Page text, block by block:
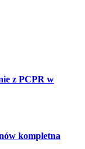
z PCPR w
kompletna